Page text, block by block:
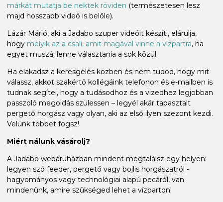
márkát mutatja be nektek röviden (természetesen lesz
majd hosszabb videó is belőle).
Lázár Márió, aki a Jadabo szuper videóit készíti, elárulja,
hogy melyik az a csali, amit magával vinne a vízpartra, ha
egyet muszáj lenne választania a sok közül.
Ha elakadsz a keresgélés közben és nem tudod, hogy mit
válassz, akkot szakértő kollégáink telefonon és e-mailben is
tudnak segítei, hogy a tudásodhoz és a vizedhez legjobban
passzoló megoldás szülessen – legyél akár tapasztalt
pergető horgász vagy olyan, aki az első ilyen szezont kezdi.
Velünk többet fogsz!
Miért nálunk vásárolj?
A Jadabo webáruházban mindent megtalálsz egy helyen:
legyen szó feeder, pergető vagy bojlis horgászatról -
hagyományos vagy technológiai alapú pecáról, van
mindenünk, amire szükséged lehet a vízparton!